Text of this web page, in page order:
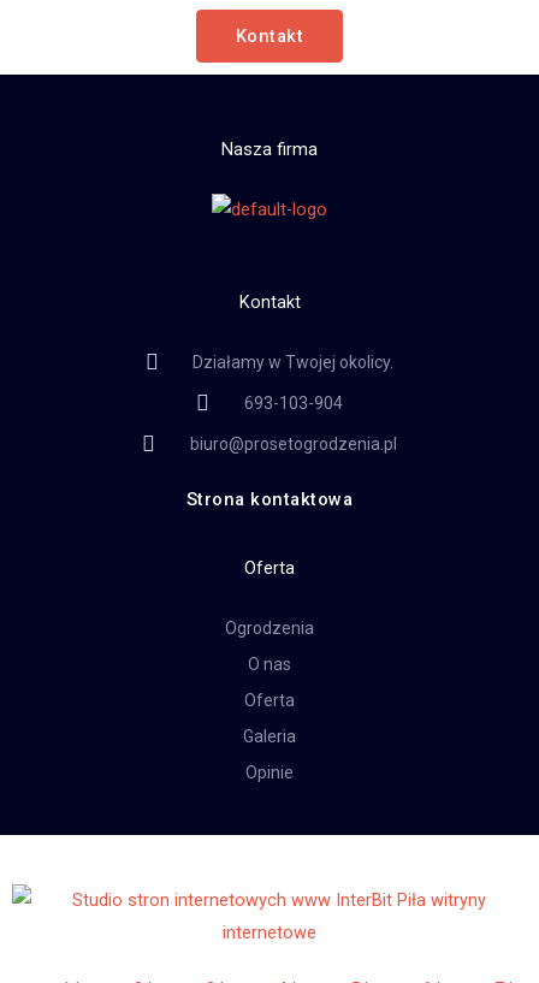
Kontakt
Nasza firma
Kontakt
Działamy w Twojej okolicy.
693-103-904
biuro@prosetogrodzenia.pl
Strona kontaktowa
Oferta
Ogrodzenia
O nas
Oferta
Galeria
Opinie